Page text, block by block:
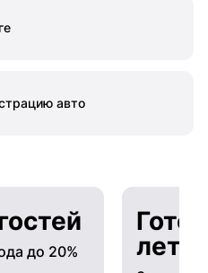
авто
до 20%